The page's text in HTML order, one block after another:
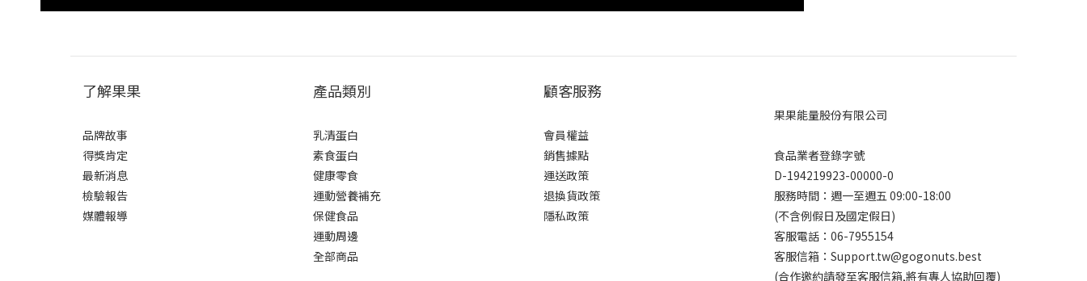
了解果果
品牌故事
得獎肯定
最新消息
檢驗報告
媒體報導
產品類別
乳清蛋白
素食蛋白
健康零食
運動營養補充
保健食品
運動周邊
全部商品
顧客服務
會員權益
銷售據點
運送政策
退換貨政策
隱私政策
果果能量股份有限公司
食品業者登錄字號
D-194219923-00000-0
服務時間：週一至週五 09:00-18:00
(不含例假日及國定假日)
客服電話：06-7955154
客服信箱：Support.tw@gogonuts.best
(合作邀約請發至客服信箱,將有專人協助回覆)